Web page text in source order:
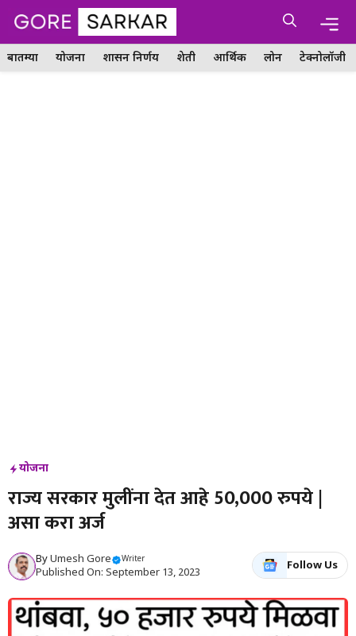
Skip
content
बातम्या योजना शासन निर्णय शेती आर्थिक लोन टेक्नोलॉजी
योजना
राज्य सरकार मुलींना देत आहे 50,000 रुपये |
असा करा अर्ज
ByUmesh Gore Writer
Published On: September 13, 2023
Follow Us